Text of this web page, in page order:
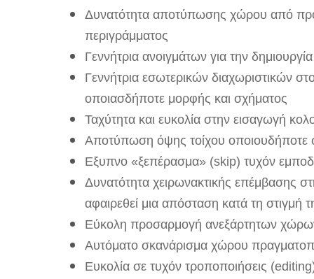
Δυνατότητα αποτύπωσης χώρου από
περιγράμματος
Γεννήτρια ανοιγμάτων για την
Γεννήτρια εσωτερικών διαχωριστικών
οποιασδήποτε μορφής και σχήματος
Ταχύτητα και ευκολία στην εισαγωγή
Αποτύπωση όψης τοίχου οποιουδήποτε
Εξυπνο «ξεπέρασμα» (skip) τυχόν
Δυνατότητα χειρωνακτικής επέμβασης
αφαιρεθεί μια απόσταση κατά τη στιγμή
Εύκολη προσαρμογή ανεξάρτητων χώρων
Αυτόματο σκανάρισμα χώρου
Ευκολία σε τυχόν τροποποιήσεις